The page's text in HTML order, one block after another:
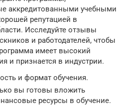
аккредитованными учебными
репутацией в
Исследуйте отзывы
и работодателей, чтобы
имеет высокий
и признается в индустрии.
и формат обучения.
вы готовы вложить
ресурсы в обучение.